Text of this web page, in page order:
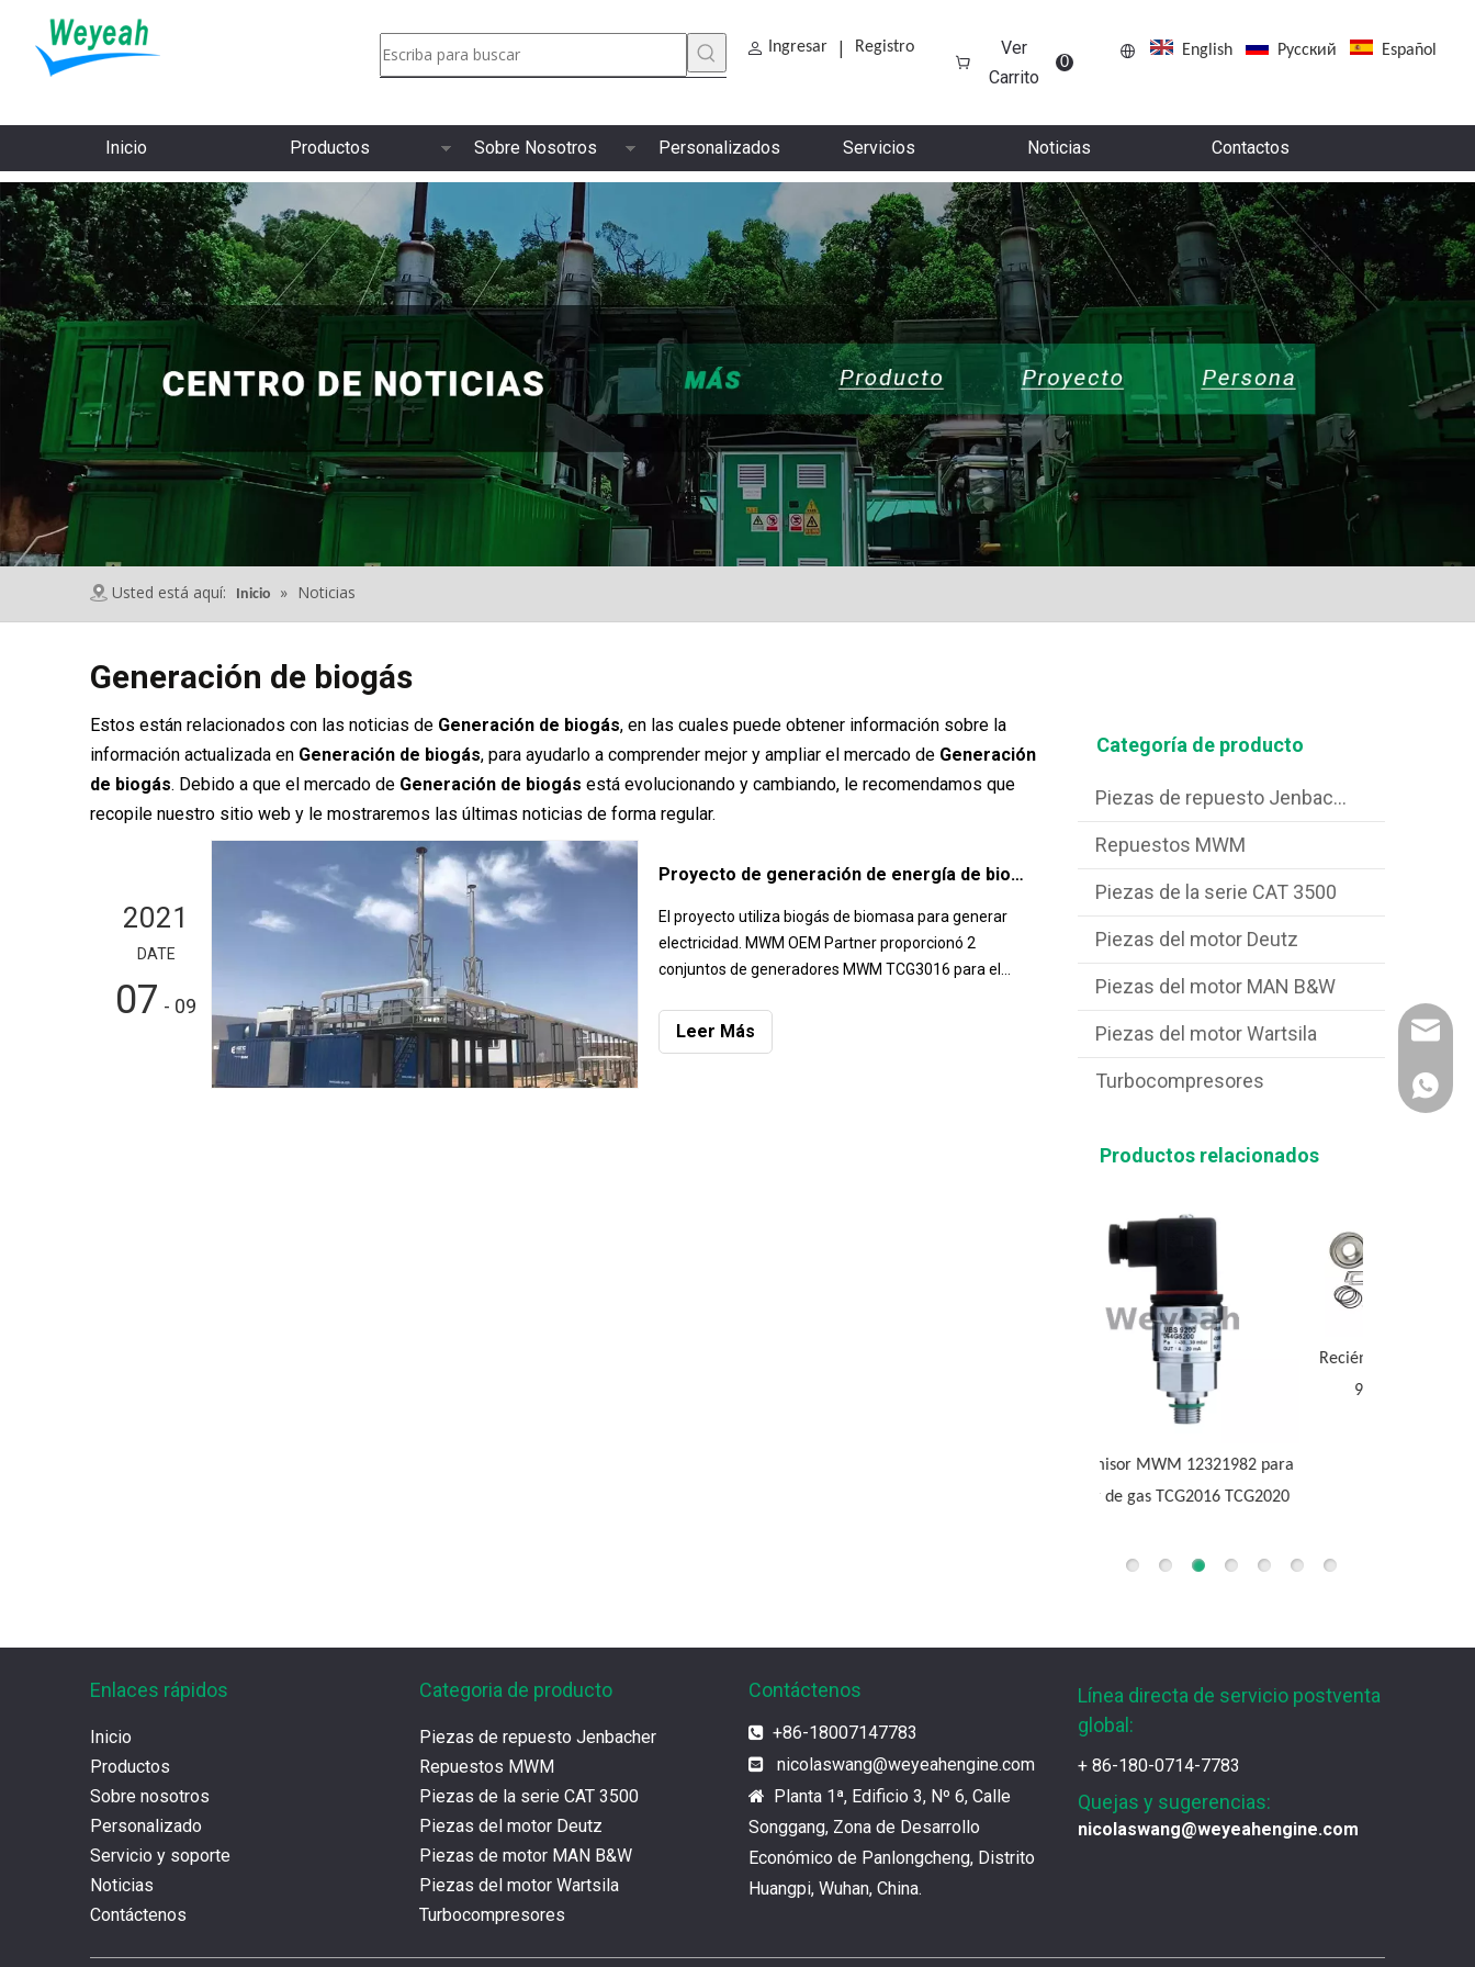
Ingresar | Registro
Ver
Carrito
0
English Pусский Español
Inicio Productos Sobre Nosotros Personalizados Servicios Noticias Contactos
Usted está aquí: Inicio » Noticias
Generación de biogás
Estos están relacionados con las noticias de Generación de biogás, en las cuales puede obtener información sobre la
información actualizada en Generación de biogás, para ayudarlo a comprender mejor y ampliar el mercado de Generación
de biogás. Debido a que el mercado de Generación de biogás está evolucionando y cambiando, le recomendamos que
recopile nuestro sitio web y le mostraremos las últimas noticias de forma regular.
2021
DATE
07 - 09
Proyecto de generación de energía de biogás completado
El proyecto utiliza biogás de biomasa para generar
electricidad. MWM OEM Partner proporcionó 2
conjuntos de generadores MWM TCG3016 para el
de contenedores de contenedores de contenedores
de 40 pies de altura estándar. Después de que llegue
Leer Más
Categoría de producto
Piezas de repuesto Jenbacher
Repuestos MWM
Piezas de la serie CAT 3500
Piezas del motor Deutz
Piezas del motor MAN B&W
Piezas del motor Wartsila
Turbocompresores
Productos relacionados
Recién llegados Seal-O-Ring 9M-
9780 para CAT G3520C
Enlaces rápidos
Inicio
Productos
Sobre nosotros
Personalizado
Servicio y soporte
Noticias
Contáctenos
Correo
Categoria de producto
Piezas de repuesto Jenbacher
Repuestos MWM
Piezas de la serie CAT 3500
Piezas del motor Deutz
Piezas de motor MAN B&W
Piezas del motor Wartsila
Turbocompresores
Contáctenos
 +86-18007147783
 nicolaswang@weyeahengine.com
 Planta 1ª, Edificio 3, Nº 6, Calle
Songgang, Zona de Desarrollo
Económico de Panlongcheng, Distrito
Huangpi, Wuhan, China.
Línea directa de servicio postventa
global:
+ 86-180-0714-7783
Quejas y sugerencias:
nicolaswang@weyeahengine.com